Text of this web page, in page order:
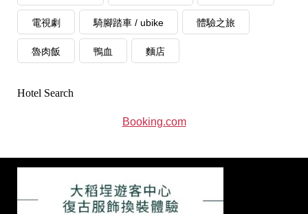
電視劇 騎腳踏車 / ubike 體驗之旅
魯肉飯 鴨血 麵店
Hotel Search
Booking.com